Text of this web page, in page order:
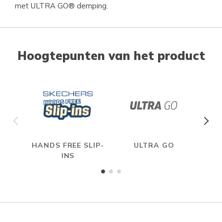
met ULTRA GO® demping.
Hoogtepunten van het product
HANDS FREE SLIP-
INS
ULTRA GO